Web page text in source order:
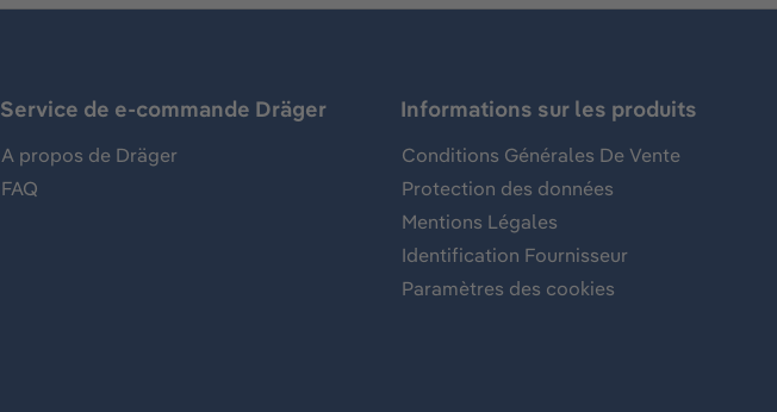
Service de e-commande Dräger
A propos de Dräger
FAQ
Informations sur les produits
Conditions Générales De Vente
Protection des données
Mentions Légales
Identification Fournisseur
Paramètres des cookies